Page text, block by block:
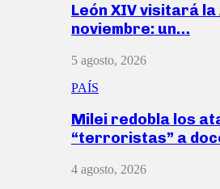
León XIV visitará
noviembre: un…
5 agosto, 2026
PAÍS
Milei redobla los
“terroristas” a
4 agosto, 2026